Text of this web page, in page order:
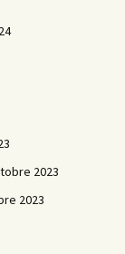
2023
2023